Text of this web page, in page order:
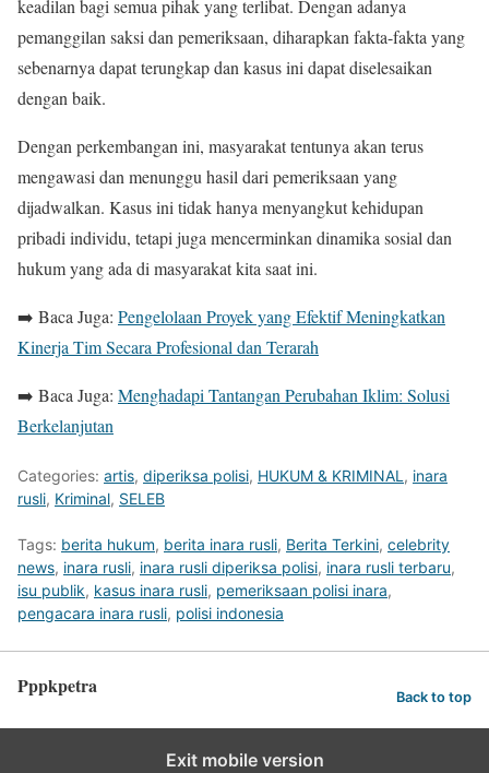
keadilan bagi semua pihak yang terlibat. Dengan adanya
pemanggilan saksi dan pemeriksaan, diharapkan fakta-fakta yang
sebenarnya dapat terungkap dan kasus ini dapat diselesaikan
dengan baik.
Dengan perkembangan ini, masyarakat tentunya akan terus
mengawasi dan menunggu hasil dari pemeriksaan yang
dijadwalkan. Kasus ini tidak hanya menyangkut kehidupan
pribadi individu, tetapi juga mencerminkan dinamika sosial dan
hukum yang ada di masyarakat kita saat ini.
➡️ Baca Juga: Pengelolaan Proyek yang Efektif Meningkatkan
Kinerja Tim Secara Profesional dan Terarah
➡️ Baca Juga: Menghadapi Tantangan Perubahan Iklim: Solusi
Berkelanjutan
Categories: artis, diperiksa polisi, HUKUM & KRIMINAL , inara
rusli, Kriminal, SELEB
Tags: berita hukum, berita inara rusli, Berita Terkini, celebrity
news, inara rusli, inara rusli diperiksa polisi, inara rusli terbaru,
isu publik, kasus inara rusli, pemeriksaan polisi inara,
pengacara inara rusli, polisi indonesia
Pppkpetra Back to top
Exit mobile version